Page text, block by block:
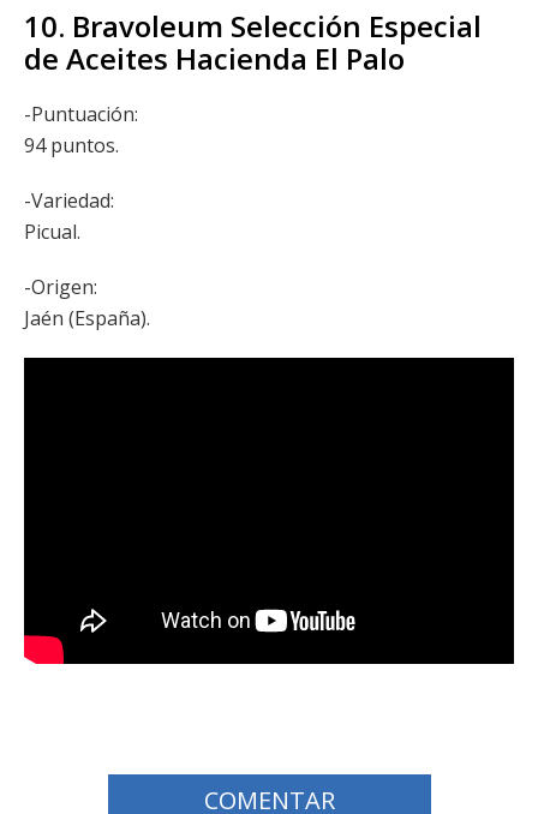
10. Bravoleum Selección Especial
de Aceites Hacienda El Palo
-Puntuación:
94 puntos.
-Variedad:
Picual.
-Origen:
Jaén (España).
COMENTAR